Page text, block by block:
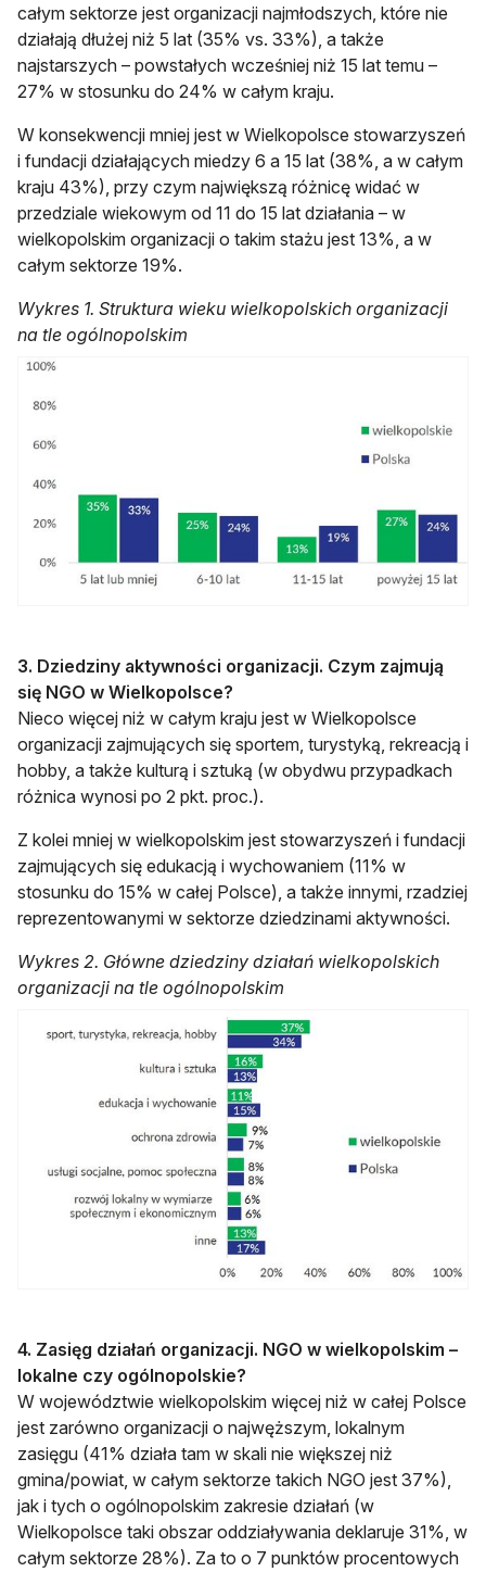
całym sektorze jest organizacji najmłodszych, które nie
działają dłużej niż 5 lat (35% vs. 33%), a także
najstarszych – powstałych wcześniej niż 15 lat temu –
27% w stosunku do 24% w całym kraju.
W konsekwencji mniej jest w Wielkopolsce stowarzyszeń
i fundacji działających miedzy 6 a 15 lat (38%, a w całym
kraju 43%), przy czym największą różnicę widać w
przedziale wiekowym od 11 do 15 lat działania – w
wielkopolskim organizacji o takim stażu jest 13%, a w
całym sektorze 19%.
Wykres 1. Struktura wieku wielkopolskich organizacji
na tle ogólnopolskim
3. Dziedziny aktywności organizacji. Czym zajmują
się NGO w Wielkopolsce?
Nieco więcej niż w całym kraju jest w Wielkopolsce
organizacji zajmujących się sportem, turystyką, rekreacją i
hobby, a także kulturą i sztuką (w obydwu przypadkach
różnica wynosi po 2 pkt. proc.).
Z kolei mniej w wielkopolskim jest stowarzyszeń i fundacji
zajmujących się edukacją i wychowaniem (11% w
stosunku do 15% w całej Polsce), a także innymi, rzadziej
reprezentowanymi w sektorze dziedzinami aktywności.
Wykres 2. Główne dziedziny działań wielkopolskich
organizacji na tle ogólnopolskim
4. Zasięg działań organizacji. NGO w wielkopolskim –
lokalne czy ogólnopolskie?
W województwie wielkopolskim więcej niż w całej Polsce
jest zarówno organizacji o najwęższym, lokalnym
zasięgu (41% działa tam w skali nie większej niż
gmina/powiat, w całym sektorze takich NGO jest 37%),
jak i tych o ogólnopolskim zakresie działań (w
Wielkopolsce taki obszar oddziaływania deklaruje 31%, w
całym sektorze 28%). Za to o 7 punktów procentowych